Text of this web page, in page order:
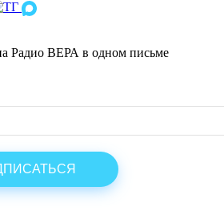
Радио ВЕРА в одном письме